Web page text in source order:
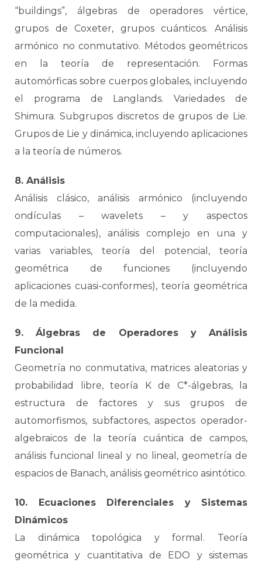
“buildings”, álgebras de operadores vértice,
grupos de Coxeter, grupos cuánticos. Análisis
armónico no conmutativo. Métodos geométricos
en la teoría de representación. Formas
automórficas sobre cuerpos globales, incluyendo
el programa de Langlands. Variedades de
Shimura. Subgrupos discretos de grupos de Lie.
Grupos de Lie y dinámica, incluyendo aplicaciones
a la teoría de números.
8. Análisis
Análisis clásico, análisis armónico (incluyendo
ondículas – wavelets – y aspectos
computacionales), análisis complejo en una y
varias variables, teoría del potencial, teoría
geométrica de funciones (incluyendo
aplicaciones cuasi-conformes), teoría geométrica
de la medida.
9. Álgebras de Operadores y Análisis
Funcional
Geometría no conmutativa, matrices aleatorias y
probabilidad libre, teoría K de C*-álgebras, la
estructura de factores y sus grupos de
automorfismos, subfactores, aspectos operador-
algebraicos de la teoría cuántica de campos,
análisis funcional lineal y no lineal, geometría de
espacios de Banach, análisis geométrico asintótico.
10. Ecuaciones Diferenciales y Sistemas
Dinámicos
La dinámica topológica y formal. Teoría
geométrica y cuantitativa de EDO y sistemas